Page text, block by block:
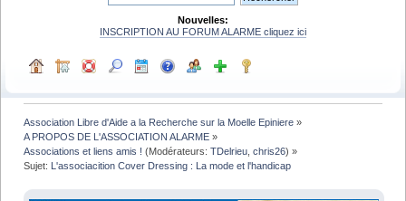
Nouvelles:
INSCRIPTION AU FORUM ALARME cliquez ici
Association Libre d'Aide a la Recherche sur la Moelle Epiniere »
A PROPOS DE L'ASSOCIATION ALARME »
Associations et liens amis ! (Modérateurs:TDelrieu ,chris26) »
Sujet: L'associacition Cover Dressing : La mode et l'handicap